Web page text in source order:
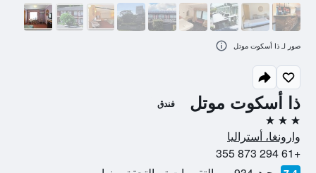
ذا أسكوت موتل فندق
3 نجوم
وارونغا، أستراليا
+61 294 873 355
صور لـ ذا أسكوت موتل